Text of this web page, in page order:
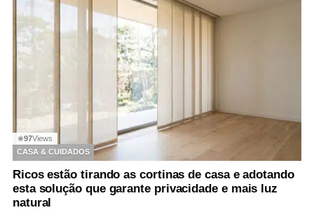
◉97Views
CASA & CUIDADOS
Ricos estão tirando as cortinas de casa e adotando
esta solução que garante privacidade e mais luz
natural